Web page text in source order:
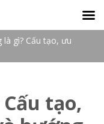
là gì? Cấu tạo, ưu
tạo,